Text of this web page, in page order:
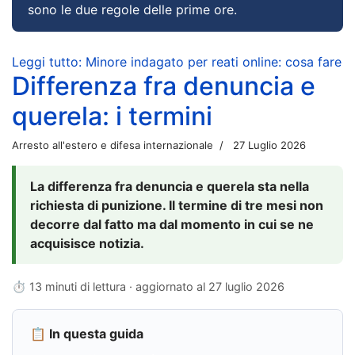
sono le due regole delle prime ore.
Leggi tutto: Minore indagato per reati online: cosa fare
Differenza fra denuncia e
querela: i termini
Arresto all'estero e difesa internazionale 27 Luglio 2026
La differenza fra denuncia e querela sta nella
richiesta di punizione. Il termine di tre mesi non
decorre dal fatto ma dal momento in cui se ne
acquisisce notizia.
⏱ 13 minuti di lettura · aggiornato al 27 luglio 2026
📋 In questa guida